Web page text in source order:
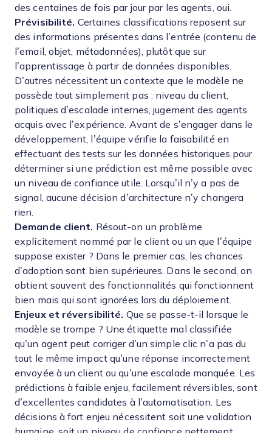
des centaines de fois par jour par les agents, oui.
Prévisibilité. Certaines classifications reposent sur
des informations présentes dans l’entrée (contenu de
l’email, objet, métadonnées), plutôt que sur
l’apprentissage à partir de données disponibles.
D’autres nécessitent un contexte que le modèle ne
possède tout simplement pas : niveau du client,
politiques d’escalade internes, jugement des agents
acquis avec l’expérience. Avant de s’engager dans le
développement, l’équipe vérifie la faisabilité en
effectuant des tests sur les données historiques pour
déterminer si une prédiction est même possible avec
un niveau de confiance utile. Lorsqu’il n’y a pas de
signal, aucune décision d’architecture n’y changera
rien.
Demande client. Résout-on un problème
explicitement nommé par le client ou un que l’équipe
suppose exister ? Dans le premier cas, les chances
d’adoption sont bien supérieures. Dans le second, on
obtient souvent des fonctionnalités qui fonctionnent
bien mais qui sont ignorées lors du déploiement.
Enjeux et réversibilité. Que se passe-t-il lorsque le
modèle se trompe ? Une étiquette mal classifiée
qu’un agent peut corriger d’un simple clic n’a pas du
tout le même impact qu’une réponse incorrectement
envoyée à un client ou qu’une escalade manquée. Les
prédictions à faible enjeu, facilement réversibles, sont
d’excellentes candidates à l’automatisation. Les
décisions à fort enjeu nécessitent soit une validation